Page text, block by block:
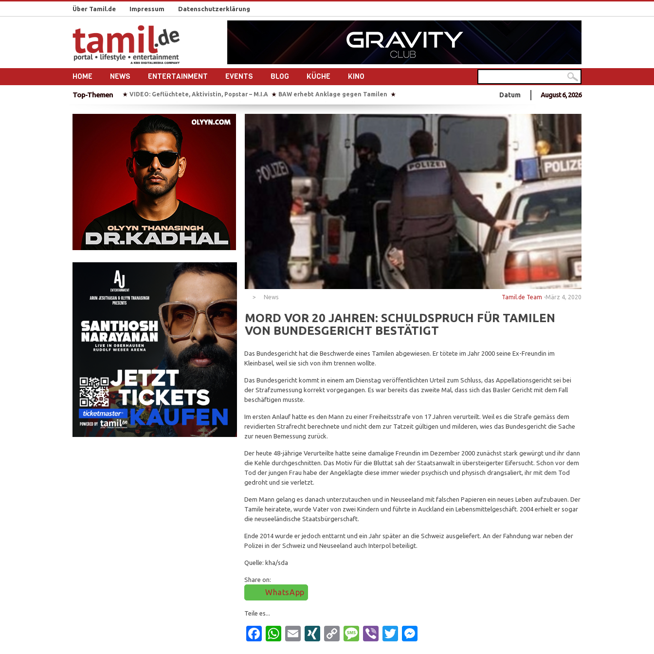
Über Tamil.de Impressum Datenschutzerklärung
HOME NEWS ENTERTAINMENT EVENTS BLOG KÜCHE KINO
Top-Themen
VIDEO: Geflüchtete, Aktivistin, Popstar – M.I.A ★ BAW erhebt Anklage gegen Tamilen ★ Sie übersetzt auch im Gebärsaal Tausende Tamilen feiern in Deutschlands größtem Hindu-Tempel
„Chellam“ – Vithya & Majoe drehen gemeinsam ein Musikvideo ★ Sri Lanka nach dem Bürgerkrieg – 10 Jahre Frieden?
★ Auf Bootstour mit einem ehemaligen Tamil Tiger ★ Reportage-Reihe: Sri Lanka nach dem Bürgerkrieg- 10 Jahre Frieden?
Plädoyer für die Freilassung der Studierendenvertreter der Universität Jaffna in Sri Lanka IS bekennt sich zu Anschlag an Sri Lankas Ostküste
Datum August 6, 2026
News März 4, 2020
Tamil.de Team -
MORD VOR 20 JAHREN: SCHULDSPRUCH FÜR TAMILEN
VON BUNDESGERICHT BESTÄTIGT
Das Bundesgericht hat die Beschwerde eines Tamilen abgewiesen. Er tötete im Jahr 2000 seine Ex-Freundin im
Kleinbasel, weil sie sich von ihm trennen wollte.
Das Bundesgericht kommt in einem am Dienstag veröffentlichten Urteil zum Schluss, das Appellationsgericht sei bei
der Strafzumessung korrekt vorgegangen. Es war bereits das zweite Mal, dass sich das Basler Gericht mit dem Fall
beschäftigen musste.
Im ersten Anlauf hatte es den Mann zu einer Freiheitsstrafe von 17 Jahren verurteilt. Weil es die Strafe gemäss dem
revidierten Strafrecht berechnete und nicht dem zur Tatzeit gültigen und milderen, wies das Bundesgericht die Sache
zur neuen Bemessung zurück.
Der heute 48-jährige Verurteilte hatte seine damalige Freundin im Dezember 2000 zunächst stark gewürgt und ihr dann
die Kehle durchgeschnitten. Das Motiv für die Bluttat sah der Staatsanwalt in übersteigerter Eifersucht. Schon vor dem
Tod der jungen Frau habe der Angeklagte diese immer wieder psychisch und physisch drangsaliert, ihr mit dem Tod
gedroht und sie verletzt.
Dem Mann gelang es danach unterzutauchen und in Neuseeland mit falschen Papieren ein neues Leben aufzubauen. Der
Tamile heiratete, wurde Vater von zwei Kindern und führte in Auckland ein Lebensmittelgeschäft. 2004 erhielt er sogar
die neuseeländische Staatsbürgerschaft.
Ende 2014 wurde er jedoch enttarnt und ein Jahr später an die Schweiz ausgeliefert. An der Fahndung war neben der
Polizei in der Schweiz und Neuseeland auch Interpol beteiligt.
Quelle: kha/sda
Share on:
WhatsApp
Teile es...
Facebook
WhatsApp
EmailXINGCopyMessage
ViberTwitter